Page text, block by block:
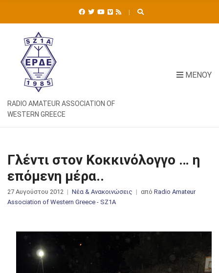
RADIO AMATEUR ASSOCIATION OF
WESTERN GREECE
ΜΕΝΟΎ
Γλέντι στον Κοκκινόλογγο … η
επόμενη μέρα..
27 Αυγούστου 2012 Νέα & Ανακοινώσεις από Radio Amateur
Association of Western Greece - SZ1A